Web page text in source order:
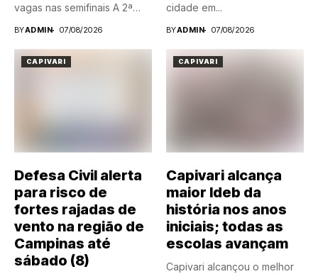
vagas nas semifinais A 2ª
BYADMIN 07/08/2026
cidade em...
BYADMIN 07/08/2026
CAPIVARI
Defesa Civil alerta
para risco de
fortes rajadas de
vento na região de
Campinas até
sábado (8)
CAPIVARI
Capivari alcança
maior Ideb da
história nos anos
iniciais; todas as
escolas avançam
Capivari alcançou o melhor